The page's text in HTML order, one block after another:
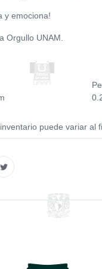
y emociona!
Orgullo UNAM.
puede variar al